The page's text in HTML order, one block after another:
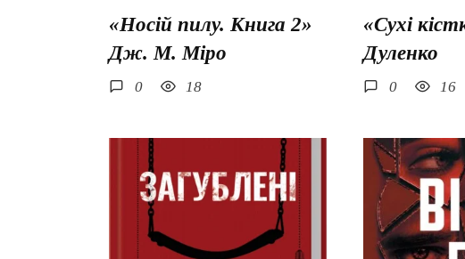
«Носій пилу. Книга 2»
Дж. М. Міро
0 18
«Сухі
Дуленко
0 16